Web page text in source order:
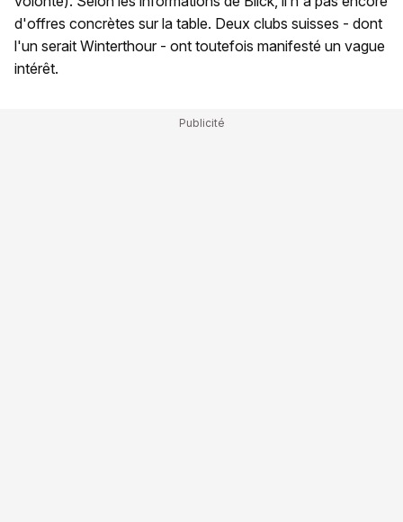
d'offres concrètes sur la table. Deux clubs suisses - dont
l'un serait Winterthour - ont toutefois manifesté un vague
intérêt.